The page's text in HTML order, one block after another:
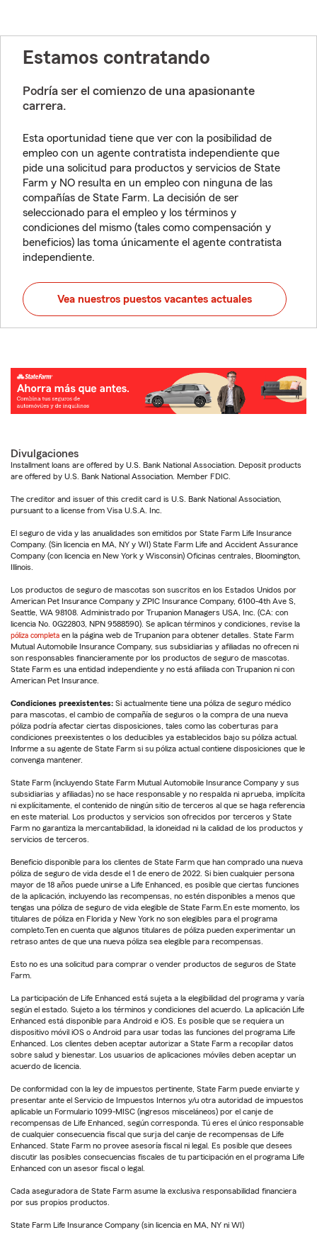
Estamos contratando
Podría ser el comienzo de una apasionante
carrera.
Esta oportunidad tiene que ver con la posibilidad de
empleo con un agente contratista independiente que
pide una solicitud para productos y servicios de State
Farm y NO resulta en un empleo con ninguna de las
compañías de State Farm. La decisión de ser
seleccionado para el empleo y los términos y
condiciones del mismo (tales como compensación y
beneficios) las toma únicamente el agente contratista
independiente.
Vea nuestros puestos vacantes actuales
Divulgaciones
Installment loans are offered by U.S. Bank National Association. Deposit products
are offered by U.S. Bank National Association. Member FDIC.
The creditor and issuer of this credit card is U.S. Bank National Association,
pursuant to a license from Visa U.S.A. Inc.
El seguro de vida y las anualidades son emitidos por State Farm Life Insurance
Company. (Sin licencia en MA, NY y WI) State Farm Life and Accident Assurance
Company (con licencia en New York y Wisconsin) Oficinas centrales, Bloomington,
Illinois.
Los productos de seguro de mascotas son suscritos en los Estados Unidos por
American Pet Insurance Company y ZPIC Insurance Company, 6100-4th Ave S,
Seattle, WA 98108. Administrado por Trupanion Managers USA, Inc. (CA: con
licencia No. 0G22803, NPN 9588590). Se aplican términos y condiciones, revise la
póliza completa en la página web de Trupanion para obtener detalles. State Farm
Mutual Automobile Insurance Company, sus subsidiarias y afiliadas no ofrecen ni
son responsables financieramente por los productos de seguro de mascotas.
State Farm es una entidad independiente y no está afiliada con Trupanion ni con
American Pet Insurance.
Condiciones preexistentes: Si actualmente tiene una póliza de seguro médico
para mascotas, el cambio de compañía de seguros o la compra de una nueva
póliza podría afectar ciertas disposiciones, tales como las coberturas para
condiciones preexistentes o los deducibles ya establecidos bajo su póliza actual.
Informe a su agente de State Farm si su póliza actual contiene disposiciones que le
convenga mantener.
State Farm (incluyendo State Farm Mutual Automobile Insurance Company y sus
subsidiarias y afiliadas) no se hace responsable y no respalda ni aprueba, implícita
ni explícitamente, el contenido de ningún sitio de terceros al que se haga referencia
en este material. Los productos y servicios son ofrecidos por terceros y State
Farm no garantiza la mercantabilidad, la idoneidad ni la calidad de los productos y
servicios de terceros.
Beneficio disponible para los clientes de State Farm que han comprado una nueva
póliza de seguro de vida desde el 1 de enero de 2022. Si bien cualquier persona
mayor de 18 años puede unirse a Life Enhanced, es posible que ciertas funciones
de la aplicación, incluyendo las recompensas, no estén disponibles a menos que
tengas una póliza de seguro de vida elegible de State Farm.En este momento, los
titulares de póliza en Florida y New York no son elegibles para el programa
completo.Ten en cuenta que algunos titulares de póliza pueden experimentar un
retraso antes de que una nueva póliza sea elegible para recompensas.
Esto no es una solicitud para comprar o vender productos de seguros de State
Farm.
La participación de Life Enhanced está sujeta a la elegibilidad del programa y varía
según el estado. Sujeto a los términos y condiciones del acuerdo. La aplicación Life
Enhanced está disponible para Android e iOS. Es posible que se requiera un
dispositivo móvil iOS o Android para usar todas las funciones del programa Life
Enhanced. Los clientes deben aceptar autorizar a State Farm a recopilar datos
sobre salud y bienestar. Los usuarios de aplicaciones móviles deben aceptar un
acuerdo de licencia.
De conformidad con la ley de impuestos pertinente, State Farm puede enviarte y
presentar ante el Servicio de Impuestos Internos y/u otra autoridad de impuestos
aplicable un Formulario 1099-MISC (ingresos misceláneos) por el canje de
recompensas de Life Enhanced, según corresponda. Tú eres el único responsable
de cualquier consecuencia fiscal que surja del canje de recompensas de Life
Enhanced. State Farm no provee asesoría fiscal ni legal. Es posible que desees
discutir las posibles consecuencias fiscales de tu participación en el programa Life
Enhanced con un asesor fiscal o legal.
Cada aseguradora de State Farm asume la exclusiva responsabilidad financiera
por sus propios productos.
State Farm Life Insurance Company (sin licencia en MA, NY ni WI)